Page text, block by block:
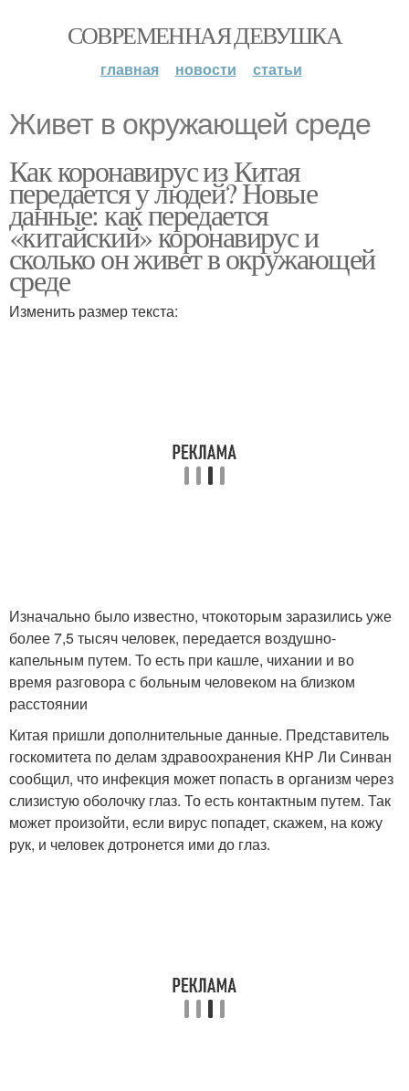
СОВРЕМЕННАЯ ДЕВУШКА
главная новости статьи
Живет в окружающей среде
Как коронавирус из Китая
передается у людей? Новые
данные: как передается
«китайский» коронавирус и
сколько он живет в окружающей
среде
Изменить размер текста:
Изначально было известно, чтокоторым заразились уже
более 7,5 тысяч человек, передается воздушно-
капельным путем. То есть при кашле, чихании и во
время разговора с больным человеком на близком
расстоянии
Китая пришли дополнительные данные. Представитель
госкомитета по делам здравоохранения КНР Ли Синван
сообщил, что инфекция может попасть в организм через
слизистую оболочку глаз. То есть контактным путем. Так
может произойти, если вирус попадет, скажем, на кожу
рук, и человек дотронется ими до глаз.